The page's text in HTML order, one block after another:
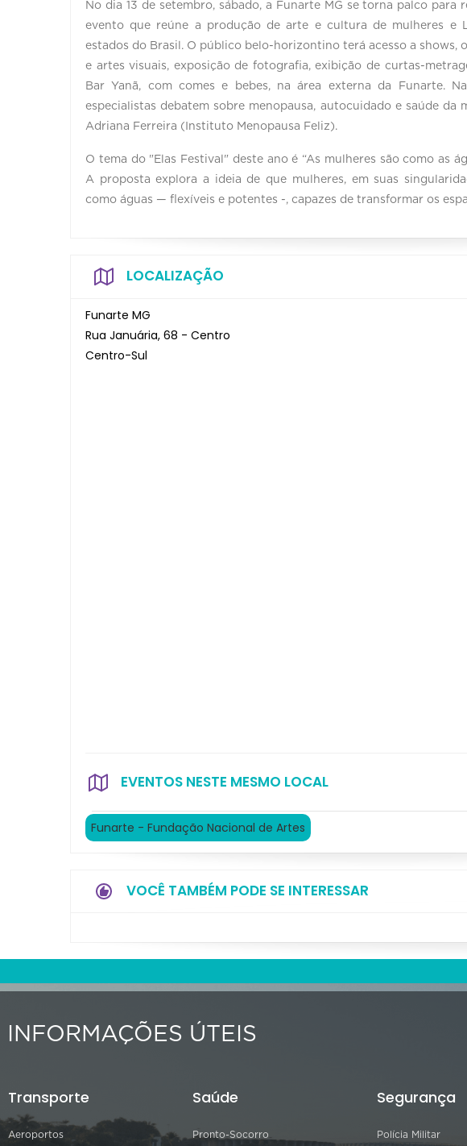
No dia 13 de setembro, sábado, a Funarte MG se torna palco para
evento que reúne a produção de arte e cultura de mulheres e
estados do Brasil. O público belo-horizontino terá acesso a shows,
e artes visuais, exposição de fotografia, exibição de curtas-
Bar Yanã, com comes e bebes, na área externa da Funarte.
especialistas debatem sobre menopausa, autocuidado e saúde da
Adriana Ferreira (Instituto Menopausa Feliz).
O tema do "Elas Festival" deste ano é “As mulheres são como as
A proposta explora a ideia de que mulheres, em suas
como águas — flexíveis e potentes -, capazes de transformar os
LOCALIZAÇÃO
Funarte MG
Rua Januária, 68 - Centro
Centro-Sul
EVENTOS NESTE MESMO LOCAL
Funarte - Fundação Nacional de Artes
VOCÊ TAMBÉM PODE SE INTERESSAR
INFORMAÇÕES ÚTEIS
Transporte
Aeroportos
Saúde
Pronto-Socorro
Segurança
Polícia Militar